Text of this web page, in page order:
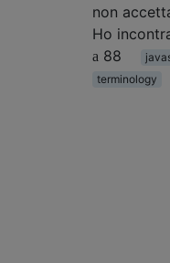
non
Ho
88
terminology